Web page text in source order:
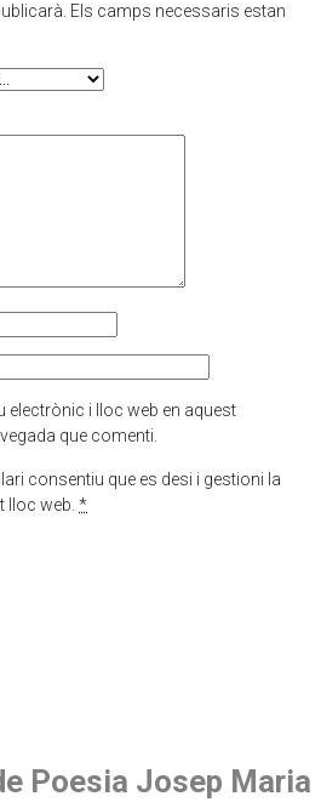
Els camps necessaris estan
electrònic i lloc web en aquest
que comenti.
consentiu que es desi i gestioni la
web. *
Poesia Josep Maria